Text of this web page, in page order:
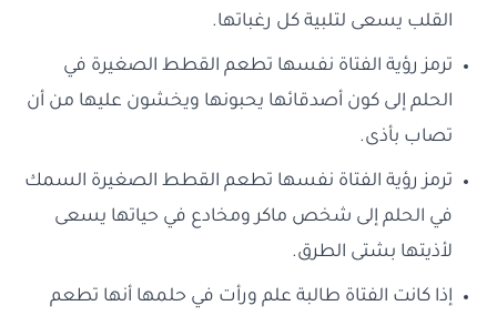
القلب يسعى لتلبية كل رغباتها.
ترمز رؤية الفتاة نفسها تطعم القطط الصغيرة في
الحلم إلى كون أصدقائها يحبونها ويخشون عليها من أن
تصاب بأذى.
ترمز رؤية الفتاة نفسها تطعم القطط الصغيرة السمك
في الحلم إلى شخص ماكر ومخادع في حياتها يسعى
لأذيتها بشتى الطرق.
إذا كانت الفتاة طالبة علم ورأت في حلمها أنها تطعم